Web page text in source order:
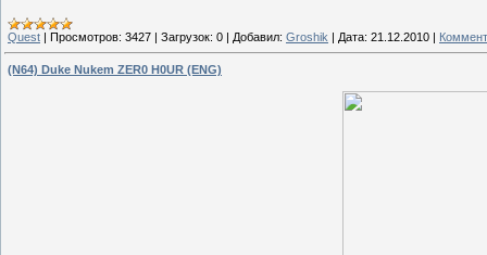
Quest | Просмотров: 3427 | Загрузок: 0 | Добавил: Groshik | Дата: 21.12.2010 |
(N64) Duke Nukem ZER0 H0UR (ENG)